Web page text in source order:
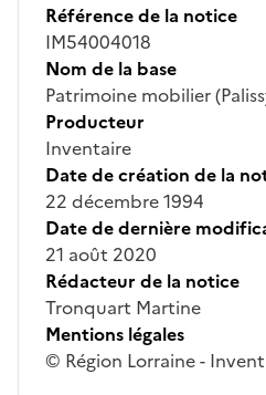
Référence de la notice
IM54004018
Nom de la base
Patrimoine mobilier
Producteur
Inventaire
Date de création de la
22 décembre 1994
Date de dernière
21 août 2020
Rédacteur de la notice
Tronquart Martine
Mentions légales
© Région Lorraine -